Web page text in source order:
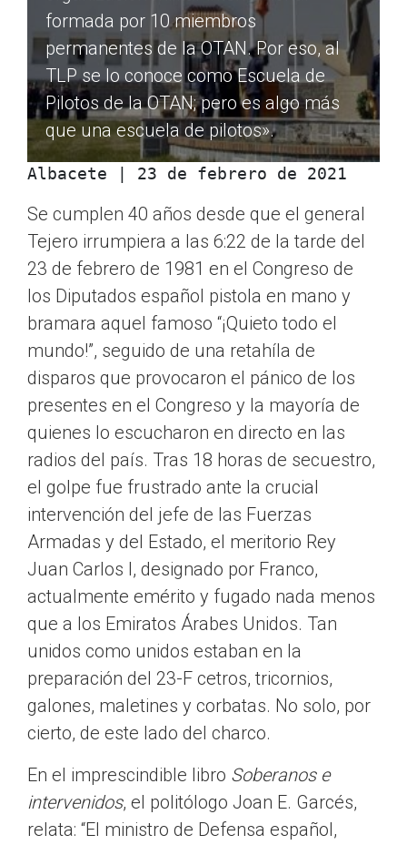
formada por 10 miembros
permanentes de la OTAN. Por eso, al
TLP se lo conoce como Escuela de
Pilotos de la OTAN; pero es algo más
que una escuela de pilotos».
Albacete | 23 de febrero de 2021
Se cumplen 40 años desde que el general
Tejero irrumpiera a las 6:22 de la tarde del
23 de febrero de 1981 en el Congreso de
los Diputados español pistola en mano y
bramara aquel famoso “¡Quieto todo el
mundo!”, seguido de una retahíla de
disparos que provocaron el pánico de los
presentes en el Congreso y la mayoría de
quienes lo escucharon en directo en las
radios del país. Tras 18 horas de secuestro,
el golpe fue frustrado ante la crucial
intervención del jefe de las Fuerzas
Armadas y del Estado, el meritorio Rey
Juan Carlos I, designado por Franco,
actualmente emérito y fugado nada menos
que a los Emiratos Árabes Unidos. Tan
unidos como unidos estaban en la
preparación del 23-F cetros, tricornios,
galones, maletines y corbatas. No solo, por
cierto, de este lado del charco.
En el imprescindible libro Soberanos e
intervenidos, el politólogo Joan E. Garcés,
relata: “El ministro de Defensa español,